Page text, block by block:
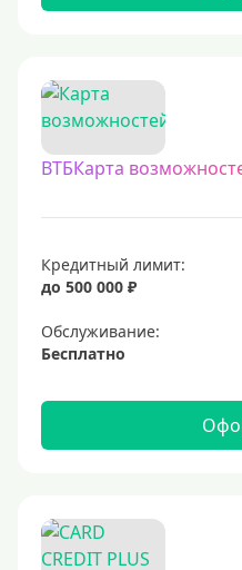
ВТБКарта
Кредитный лимит:
до 500 000 ₽
Обслуживание:
Бесплатно